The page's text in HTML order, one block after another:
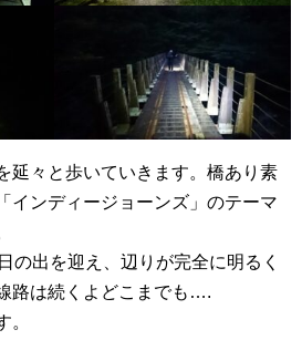
延々と歩いていきます。橋あり素
インディージョーンズ」のテーマ
の出を迎え、辺りが完全に明るく
路は続くよどこまでも….
。